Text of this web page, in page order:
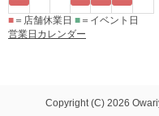
■ ＝店舗休業日 ■ ＝イベント日
営業日カレンダー
Copyright (C) 2026